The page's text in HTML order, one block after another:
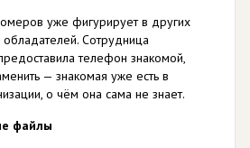
уже фигурирует в других
Сотрудница
телефон знакомой,
— знакомая уже есть в
о чём она сама не знает.
файлы